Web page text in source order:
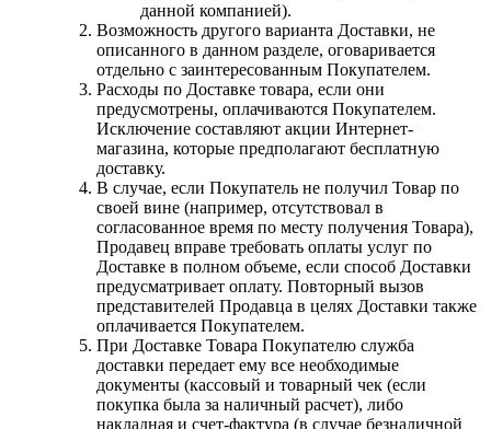
данной компанией).
Возможность другого варианта Доставки, не
описанного в данном разделе, оговаривается
отдельно с заинтересованным Покупателем.
Расходы по Доставке товара, если они
предусмотрены, оплачиваются Покупателем.
Исключение составляют акции Интернет-
магазина, которые предполагают бесплатную
доставку.
В случае, если Покупатель не получил Товар по
своей вине (например, отсутствовал в
согласованное время по месту получения Товара),
Продавец вправе требовать оплаты услуг по
Доставке в полном объеме, если способ Доставки
предусматривает оплату. Повторный вызов
представителей Продавца в целях Доставки также
оплачивается Покупателем.
При Доставке Товара Покупателю служба
доставки передает ему все необходимые
документы (кассовый и товарный чек (если
покупка была за наличный расчет), либо
накладная и счет-фактура (в случае безналичной